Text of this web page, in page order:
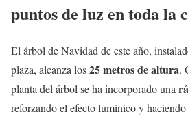
puntos de luz en toda la
El árbol de Navidad de este año,
plaza, alcanza los25 metros de altura.
planta del árbol se ha incorporado una
reforzando el efecto lumínico y haciendo